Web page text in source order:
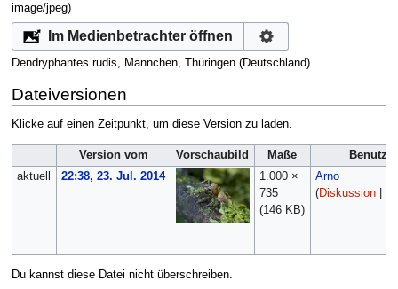
image/jpeg)
Im Medienbetrachter öffnen
Dendryphantes rudis, Männchen, Thüringen (Deutschland)
Dateiversionen
Klicke auf einen Zeitpunkt, um diese Version zu laden.
Version vom Vorschaubild Maße
Benutzer
aktuell
22:38, 23. Jul. 2014
1.000 ×
735
(146 KB)
Arno
(Diskussion|
Du kannst diese Datei nicht überschreiben.